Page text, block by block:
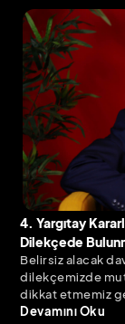
Yargıtay’ın
niteliklerine ve
değinmekte
4. Yargıtay
Dilekçede
Belirsiz alacak
dilekçemizde
dikkat etmemiz
olarak
Devamını Oku